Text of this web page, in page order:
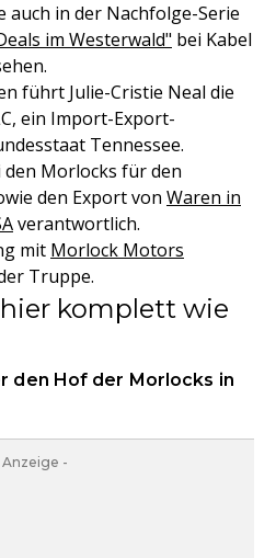
auch in der Nachfolge-Serie
im Westerwald" bei Kabel
führt Julie-Cristie Neal die
ein Import-Export-
Tennessee.
den Morlocks für den
den Export von Waren in
verantwortlich.
mit Morlock Motors
Truppe.
komplett wie
den Hof der Morlocks in
Anzeige -